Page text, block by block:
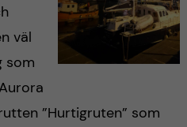
väl
som
”Hurtigruten” som